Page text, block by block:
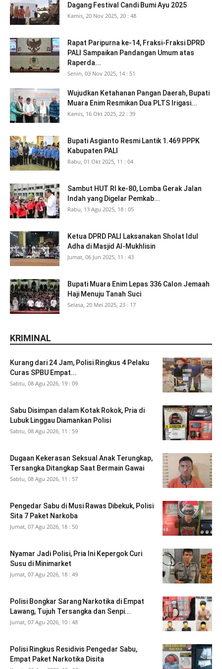
Dagang Festival Candi Bumi Ayu 2025
Kamis, 20 Nov 2025, 20 : 48
Rapat Paripurna ke-14, Fraksi-Fraksi DPRD
PALI Sampaikan Pandangan Umum atas
Raperda...
Senin, 03 Nov 2025, 14 : 51
Wujudkan Ketahanan Pangan Daerah, Bupati
Muara Enim Resmikan Dua PLTS Irigasi...
Kamis, 16 Okt 2025, 22 : 39
Bupati Asgianto Resmi Lantik 1.469 PPPK
Kabupaten PALI
Rabu, 01 Okt 2025, 11 : 04
Sambut HUT RI ke-80, Lomba Gerak Jalan
Indah yang Digelar Pemkab...
Rabu, 13 Agu 2025, 18 : 05
Ketua DPRD PALI Laksanakan Sholat Idul
Adha di Masjid Al-Mukhlisin
Jumat, 06 Jun 2025, 11 : 43
Bupati Muara Enim Lepas 336 Calon Jemaah
Haji Menuju Tanah Suci
Selasa, 20 Mei 2025, 23 : 17
KRIMINAL
Kurang dari 24 Jam, Polisi Ringkus 4 Pelaku
Curas SPBU Empat...
Sabtu, 08 Agu 2026, 19 : 09
Sabu Disimpan dalam Kotak Rokok, Pria di
Lubuk Linggau Diamankan Polisi
Sabtu, 08 Agu 2026, 11 : 59
Dugaan Kekerasan Seksual Anak Terungkap,
Tersangka Ditangkap Saat Bermain Gawai
Sabtu, 08 Agu 2026, 11 : 57
Pengedar Sabu di Musi Rawas Dibekuk, Polisi
Sita 7 Paket Narkoba
Jumat, 07 Agu 2026, 18 : 50
Nyamar Jadi Polisi, Pria Ini Kepergok Curi
Susu di Minimarket
Jumat, 07 Agu 2026, 18 : 49
Polisi Bongkar Sarang Narkotika di Empat
Lawang, Tujuh Tersangka dan Senpi...
Jumat, 07 Agu 2026, 10 : 48
Polisi Ringkus Residivis Pengedar Sabu,
Empat Paket Narkotika Disita